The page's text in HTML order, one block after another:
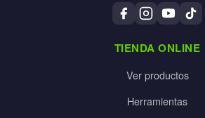
TIENDA ONLINE
Ver productos
Herramientas